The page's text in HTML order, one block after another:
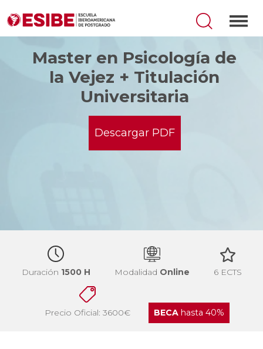
Master en Psicología de
la Vejez + Titulación
Universitaria
Descargar PDF
Duración 1500 H Modalidad Online 6 ECTS
Precio Oficial: 3600€ BECAhasta 40%